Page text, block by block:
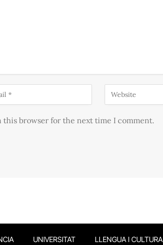
this browser for the next time I comment.
UNIVERSITAT LLENGUA I CULTURA